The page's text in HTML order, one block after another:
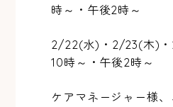
時～・午後2時～
2/22(水)・2/23(木)
10時～・午後2時～
ケアマネージャー様